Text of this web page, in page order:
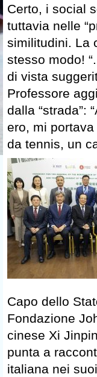
Certo, i social
tuttavia nelle
similitudini. La
stesso modo!
di vista
Professore
dalla “strada”:
ero, mi portava
da tennis, un
Capo dello
Fondazione
cinese Xi
punta a
italiana nei